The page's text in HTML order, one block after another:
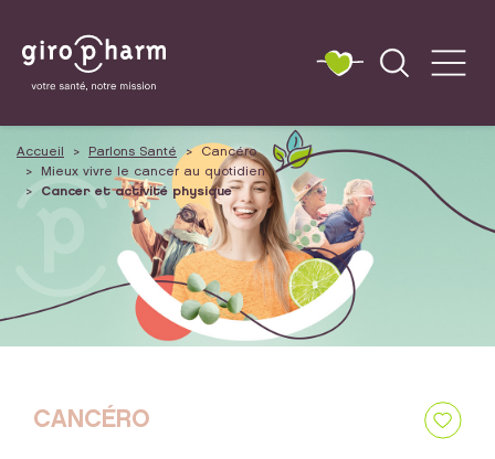
Accueil Parlons Santé
Cancéro
Mieux vivre le cancer au quotidien
Cancer et activité physique
CANCÉRO